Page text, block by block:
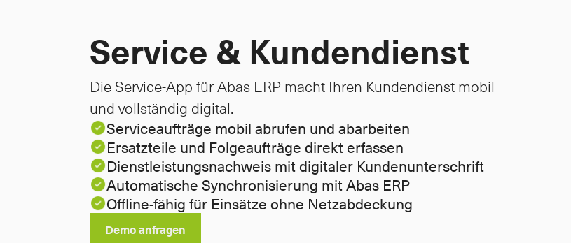
Service & Kundendienst
Die Service-App für Abas ERP macht Ihren Kundendienst mobil
und vollständig digital.
Serviceaufträge mobil abrufen und abarbeiten
Ersatzteile und Folgeaufträge direkt erfassen
Dienstleistungsnachweis mit digitaler Kundenunterschrift
Automatische Synchronisierung mit Abas ERP
Offline-fähig für Einsätze ohne Netzabdeckung
Demo anfragen